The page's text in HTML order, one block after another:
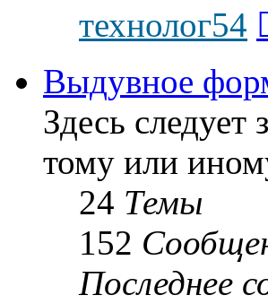
технолог54
Выдувное
Здесь
тому или
24 Темы
152
Последнее